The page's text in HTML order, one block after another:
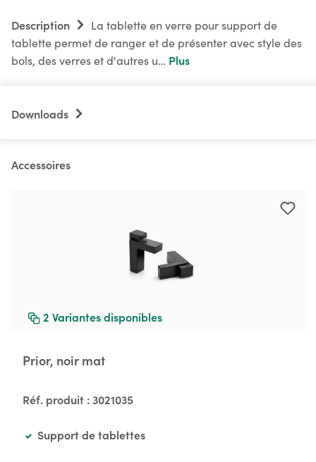
Description
La tablette en verre pour support de
tablette permet de ranger et de présenter avec style des
bols, des verres et d'autres u… Plus
Downloads
Accessoires
2 Variantes disponibles
Prior, noir mat
Réf. produit :3021035
Support de tablettes